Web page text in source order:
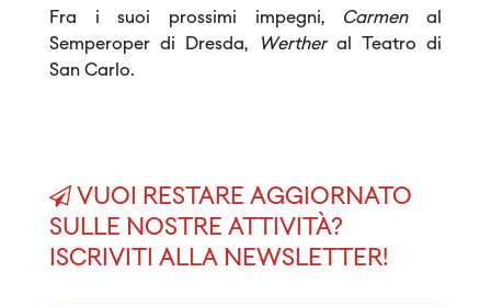
Fra i suoi prossimi impegni,
Carmenal
Semperoper di Dresda,
Werther al Teatro di
San Carlo.
VUOI RESTARE AGGIORNATO
SULLE NOSTRE ATTIVITÀ?
ISCRIVITI ALLA NEWSLETTER!